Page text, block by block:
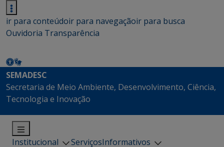
ir para conteúdoir para navegaçãoir para busca
Ouvidoria Transparência
SEMADESC
Secretaria de Meio Ambiente, Desenvolvimento, Ciência,
Tecnologia e Inovação
Institucional ServiçosInformativos